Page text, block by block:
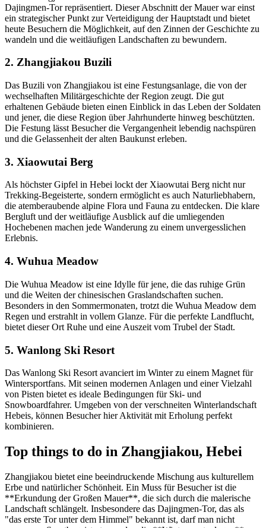
Dajingmen-Tor repräsentiert. Dieser Abschnitt der Mauer war einst
ein strategischer Punkt zur Verteidigung der Hauptstadt und bietet
heute Besuchern die Möglichkeit, auf den Zinnen der Geschichte zu
wandeln und die weitläufigen Landschaften zu bewundern.
2. Zhangjiakou Buzili
Das Buzili von Zhangjiakou ist eine Festungsanlage, die von der
wechselhaften Militärgeschichte der Region zeugt. Die gut
erhaltenen Gebäude bieten einen Einblick in das Leben der Soldaten
und jener, die diese Region über Jahrhunderte hinweg beschützten.
Die Festung lässt Besucher die Vergangenheit lebendig nachspüren
und die Gelassenheit der alten Baukunst erleben.
3. Xiaowutai Berg
Als höchster Gipfel in Hebei lockt der Xiaowutai Berg nicht nur
Trekking-Begeisterte, sondern ermöglicht es auch Naturliebhabern,
die atemberaubende alpine Flora und Fauna zu entdecken. Die klare
Bergluft und der weitläufige Ausblick auf die umliegenden
Hochebenen machen jede Wanderung zu einem unvergesslichen
Erlebnis.
4. Wuhua Meadow
Die Wuhua Meadow ist eine Idylle für jene, die das ruhige Grün
und die Weiten der chinesischen Graslandschaften suchen.
Besonders in den Sommermonaten, trotzt die Wuhua Meadow dem
Regen und erstrahlt in vollem Glanze. Für die perfekte Landflucht,
bietet dieser Ort Ruhe und eine Auszeit vom Trubel der Stadt.
5. Wanlong Ski Resort
Das Wanlong Ski Resort avanciert im Winter zu einem Magnet für
Wintersportfans. Mit seinen modernen Anlagen und einer Vielzahl
von Pisten bietet es ideale Bedingungen für Ski- und
Snowboardfahrer. Umgeben von der verschneiten Winterlandschaft
Hebeis, können Besucher hier Aktivität mit Erholung perfekt
kombinieren.
Top things to do in Zhangjiakou, Hebei
Zhangjiakou bietet eine beeindruckende Mischung aus kulturellem
Erbe und natürlicher Schönheit. Ein Muss für Besucher ist die
**Erkundung der Großen Mauer**, die sich durch die malerische
Landschaft schlängelt. Insbesondere das Dajingmen-Tor, das als
"das erste Tor unter dem Himmel" bekannt ist, darf man nicht